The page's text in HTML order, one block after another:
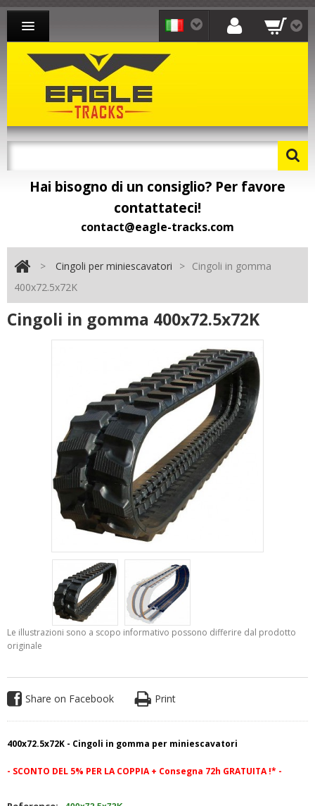
CINGOLI PER MINIESCAVATORI
CINGOLI PER PALE
CINGOLI PER MOTOCARRIOLA
Hai bisogno di un consiglio? Per favore
contattateci!
contact@eagle-tracks.com
> Cingoli per miniescavatori >
Cingoli in gomma
400x72.5x72K
Cingoli in gomma 400x72.5x72K
Le illustrazioni sono a scopo informativo possono differire dal prodotto
originale
Share on Facebook Print
400x72.5x72K - Cingoli in gomma per miniescavatori
- SCONTO DEL 5% PER LA COPPIA+ Consegna 72h GRATUITA!* -